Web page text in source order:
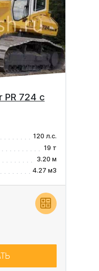
PR 724 с
120 л.с.
19 т
3.20 м
4.27 м3